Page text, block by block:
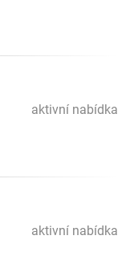
aktivní nabídka
aktivní nabídka